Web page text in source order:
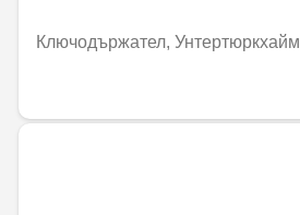
Ключодържател, Унтертюркхайм